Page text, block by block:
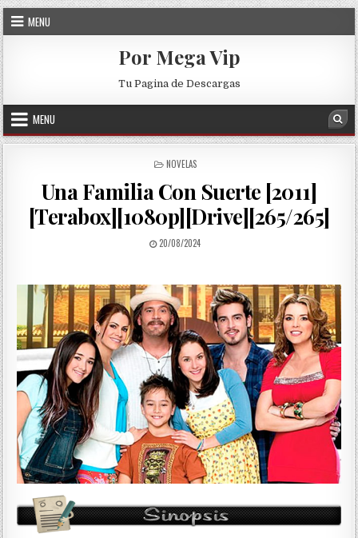
Skip to content
MENU
Por Mega Vip
Tu Pagina de Descargas
MENU
POSTED IN
NOVELAS
Una Familia Con Suerte [2011]
[Terabox][1080p][Drive][265/265]
PUBLISHED DATE:
20/08/2024